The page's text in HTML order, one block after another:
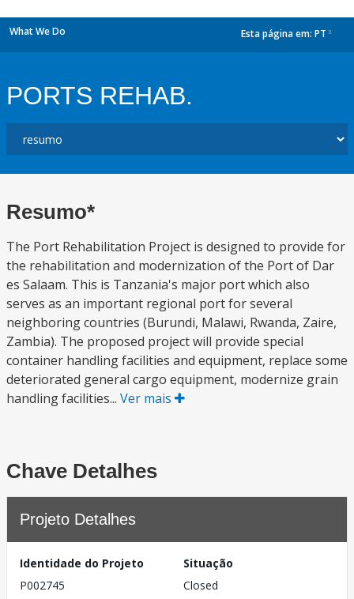
What We Do Esta página em: PT
PORTS REHAB.
Resumo*
The Port Rehabilitation Project is designed to provide for
the rehabilitation and modernization of the Port of Dar
es Salaam. This is Tanzania's major port which also
serves as an important regional port for several
neighboring countries (Burundi, Malawi, Rwanda, Zaire,
Zambia). The proposed project will provide special
container handling facilities and equipment, replace some
deteriorated general cargo equipment, modernize grain
handling facilities... Ver mais
Chave Detalhes
Projeto Detalhes
Identidade do Projeto
P002745
Situação
Closed